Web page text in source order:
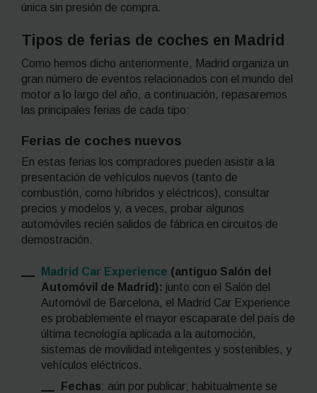
única sin presión de compra.
Tipos de ferias de coches en Madrid
Como hemos dicho anteriormente, Madrid organiza un
gran número de eventos relacionados con el mundo del
motor a lo largo del año, a continuación, repasaremos
las principales ferias de cada tipo:
Ferias de coches nuevos
En estas ferias los compradores pueden asistir a la
presentación de vehículos nuevos (tanto de
combustión, como híbridos y eléctricos), consultar
precios y modelos y, a veces, probar algunos
automóviles recién salidos de fábrica en circuitos de
demostración.
Madrid Car Experience (antiguo Salón del
Automóvil de Madrid): junto con el Salón del
Automóvil de Barcelona, el Madrid Car Experience
es probablemente el mayor escaparate del país de
última tecnología aplicada a la automoción,
sistemas de movilidad inteligentes y sostenibles, y
vehículos eléctricos.
Fechas: aún por publicar; habitualmente se